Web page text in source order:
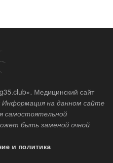
Медицинский сайт
Информация на данном сайте
самостоятельной
быть заменой очной
и политика